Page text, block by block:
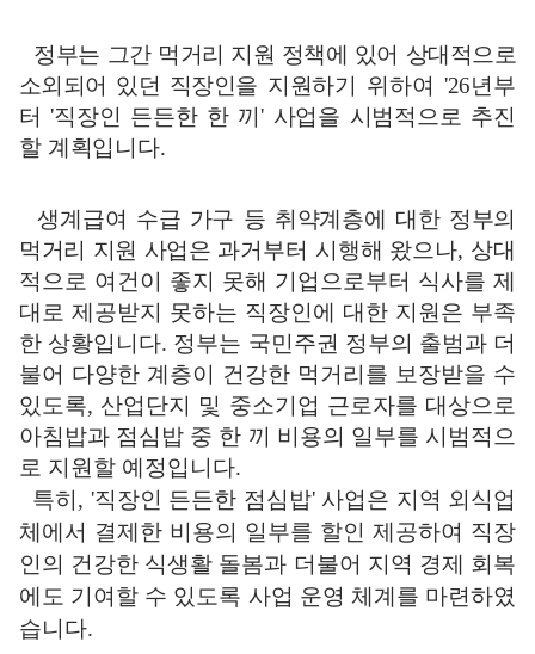
정부는 그간 먹거리 지원 정책에 있어 상대적으로
소외되어 있던 직장인을 지원하기 위하여 '26년부
터'직장인 든든한 한 끼' 사업을 시범적으로 추진
할 계획입니다.
생계급여 수급 가구 등 취약계층에 대한 정부의
먹거리 지원 사업은 과거 부터 시행해 왔으나, 상대
적으로 여건이 좋지 못해 기업으로부터 식사를 제
대로 제공받지 못하는 직장인에 대한 지원은 부족
한 상황입니다. 정부는 국민주권 정부의 출범과 더
불어 다양한 계층이 건강한 먹거리를 보장받을 수
있도록, 산업단지 및 중소기업 근로자를 대상으로
아침밥과 점심밥 중 한 끼 비용의 일부를 시범적으
로 지원할 예정입니다.
특히 , '직장인 든든한 점심밥' 사업은 지역 외식업
체에서 결제한 비용의 일부를 할인 제공하여 직장
인의 건강한 식생활 돌봄과 더불어 지역 경제 회복
에도 기여할 수 있도록 사업 운영 체계를 마련하였
습니다.